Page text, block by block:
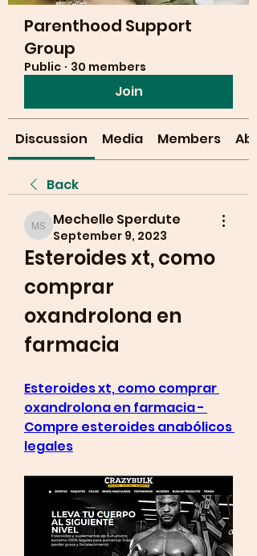
Parenthood Support
Group
Public · 30 members
Join
Discussion Media Members
Back
Mechelle Sperdute
Mechelle Sperdute
September 9, 2023
Esteroides xt, como
comprar
oxandrolona en
farmacia
Esteroides xt, como comprar
oxandrolona en farmacia -
Compre esteroides anabólicos
legales